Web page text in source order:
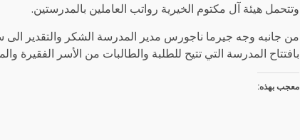
وتتحمل هيئة آل مكتوم الخيرية رواتب العاملين بالمدرستين.
من جانبه وجه جيرما ناجورس مدير المدرسة الشكر والتقدير
بافتتاح المدرسة التي تتيح للطلبة والطالبات من الأسر الفقيرة
معجب بهذه: